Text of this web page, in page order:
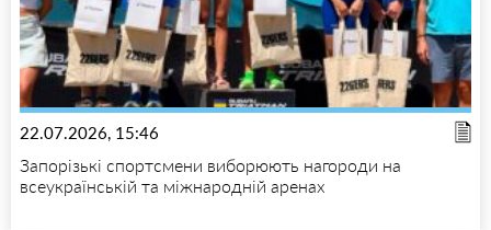
22.07.2026, 15:46
Запорізькі спортсмени виборюють нагороди на
всеукраїнській та міжнародній аренах